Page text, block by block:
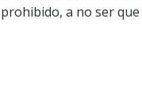
a no ser